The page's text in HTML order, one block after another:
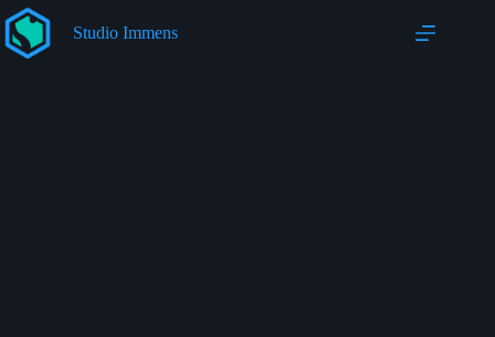
Salta
al
contenuto
Studio Immens